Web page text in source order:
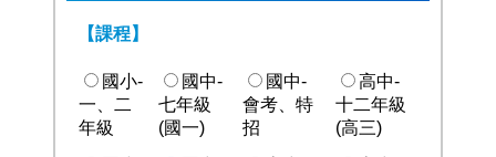
【課程】
國小-
一、二
年級
國中-
七年級
(國一)
國中-
會考、特
招
高中-
十二年級
(高三)